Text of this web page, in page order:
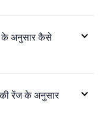
के अनुसार कैसे
की रेंज के अनुसार